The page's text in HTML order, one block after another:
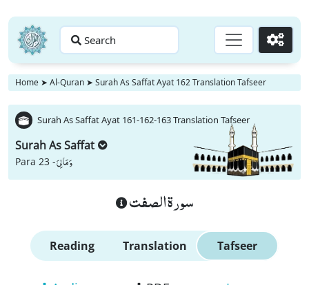
Search Go
Home ➤ Al-Quran ➤ Surah As Saffat Ayat 162 Translation Tafseer
Surah As Saffat Ayat 161-162-163 Translation Tafseer
Surah As Saffat
Para 23 -وَ مَا لِیَ
سورة الصفت
Reading Translation Tafseer